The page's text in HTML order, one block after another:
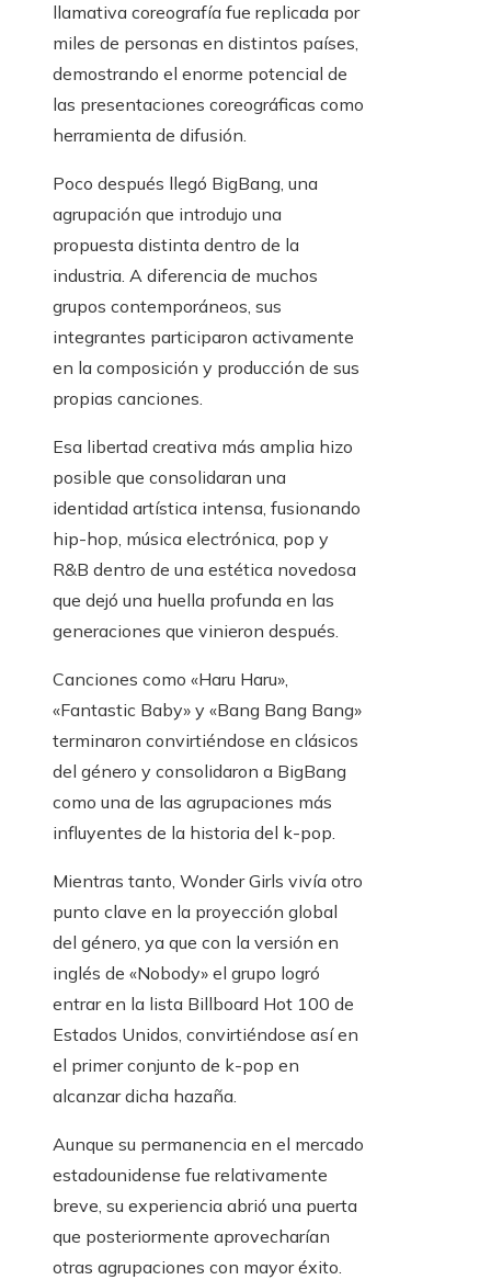
llamativa coreografía fue replicada por
miles de personas en distintos países,
demostrando el enorme potencial de
las presentaciones coreográficas como
herramienta de difusión.
Poco después llegó BigBang, una
agrupación que introdujo una
propuesta distinta dentro de la
industria. A diferencia de muchos
grupos contemporáneos, sus
integrantes participaron activamente
en la composición y producción de sus
propias canciones.
Esa libertad creativa más amplia hizo
posible que consolidaran una
identidad artística intensa, fusionando
hip-hop, música electrónica, pop y
R&B dentro de una estética novedosa
que dejó una huella profunda en las
generaciones que vinieron después.
Canciones como «Haru Haru»,
«Fantastic Baby» y «Bang Bang Bang»
terminaron convirtiéndose en clásicos
del género y consolidaron a BigBang
como una de las agrupaciones más
influyentes de la historia del k-pop.
Mientras tanto, Wonder Girls vivía otro
punto clave en la proyección global
del género, ya que con la versión en
inglés de «Nobody» el grupo logró
entrar en la lista Billboard Hot 100 de
Estados Unidos, convirtiéndose así en
el primer conjunto de k-pop en
alcanzar dicha hazaña.
Aunque su permanencia en el mercado
estadounidense fue relativamente
breve, su experiencia abrió una puerta
que posteriormente aprovecharían
otras agrupaciones con mayor éxito.